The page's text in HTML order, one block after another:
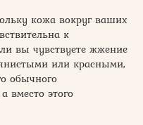
кожа вокруг ваших
к
вы чувствуете жжение
или красными,
обычного
вместо этого